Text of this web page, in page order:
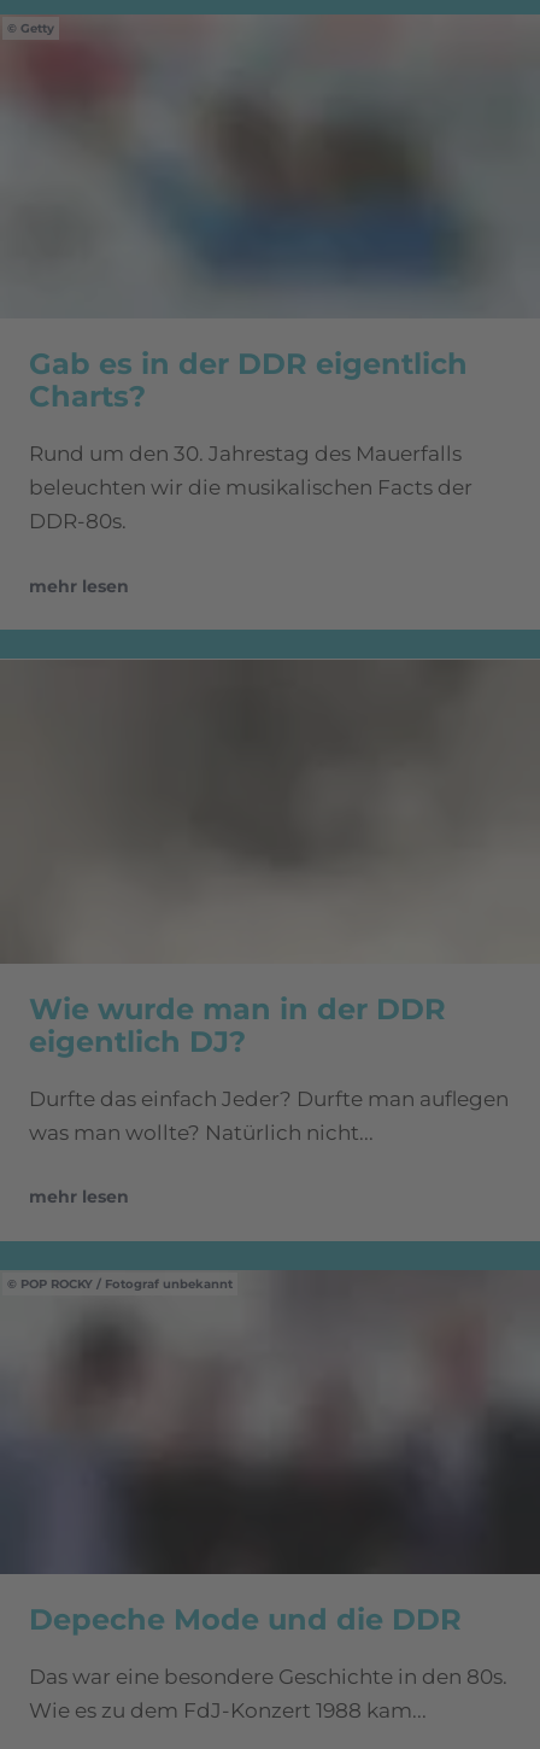
Getty
Gab es in der DDR eigentlich
Charts?
Rund um den 30. Jahrestag des Mauerfalls
beleuchten wir die musikalischen Facts der
DDR-80s.
mehr lesen
Wie wurde man in der DDR
eigentlich DJ?
Durfte das einfach Jeder? Durfte man auflegen
was man wollte? Natürlich nicht...
mehr lesen
POP ROCKY / Fotograf unbekannt
Depeche Mode und die DDR
Das war eine besondere Geschichte in den 80s.
Wie es zu dem FdJ-Konzert 1988 kam...